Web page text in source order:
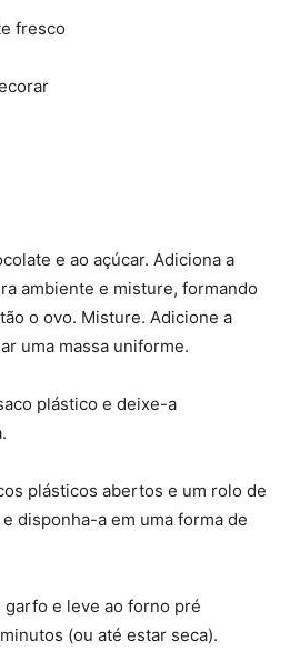
fresco
e ao açúcar. Adiciona a
ambiente e misture, formando
o ovo. Misture. Adicione a
uma massa uniforme.
plástico e deixe-a
plásticos abertos e um rolo de
disponha-a em uma forma de
garfo e leve ao forno pré
(ou até estar seca).